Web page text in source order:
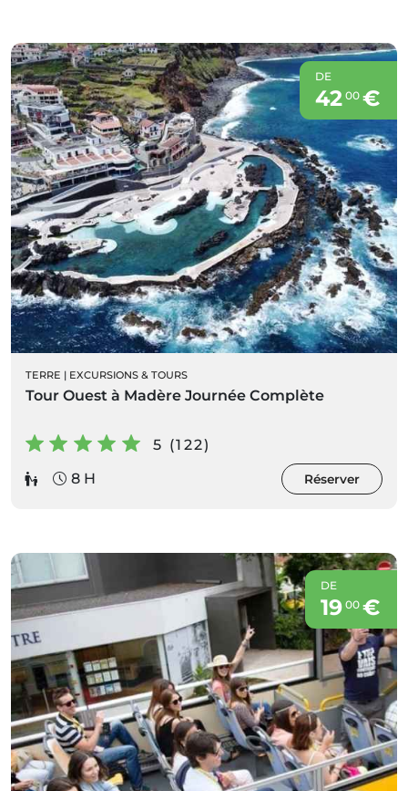
DE
42 00€
TERRE | EXCURSIONS & TOURS
Tour Ouest à Madère Journée Complète
5 (122)
8 H
Réserver
DE
19 00€